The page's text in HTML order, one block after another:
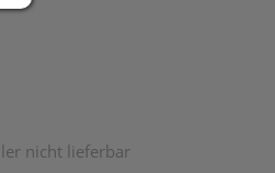
nicht lieferbar